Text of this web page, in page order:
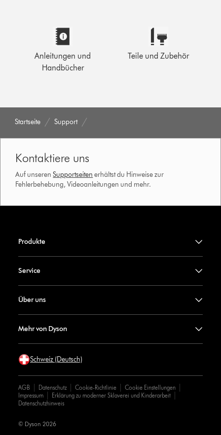
Anleitungen und
Handbücher
Teile und Zubehör
Startseite Support
Kontaktiere uns
Auf unserenSupportseiten erhältst du Hinweise zur
Fehlerbehebung, Videoanleitungen und mehr.
Produkte
Service
Über uns
Mehr von Dyson
Schweiz (Deutsch)
AGB Datenschutz Cookie-Richtlinie
Cookie Einstellungen
Impressum
Erklärung zu moderner Sklaverei und Kinderarbeit
Datenschutzhinweis
© Dyson 2026